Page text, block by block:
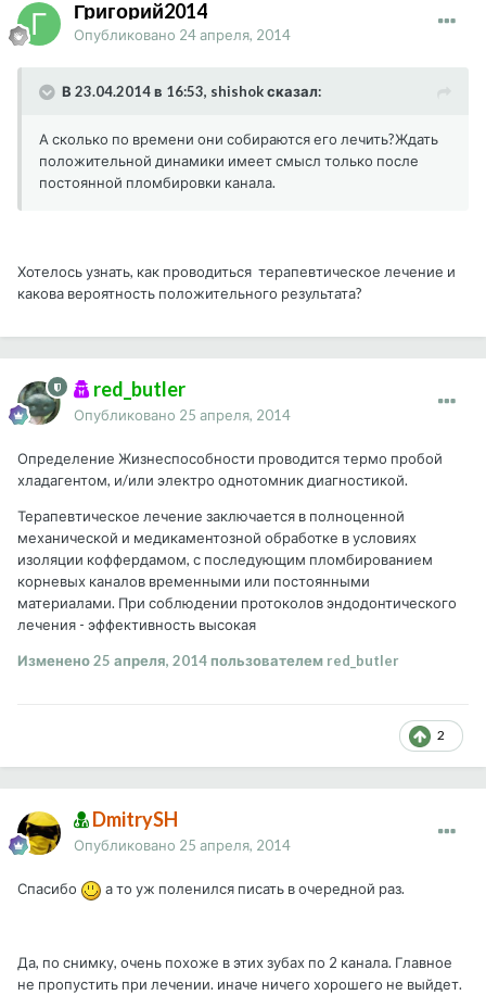
Григорий2014
Опубликовано 24 апреля, 2014
В 23.04.2014 в 16:53, shishok сказал:
А сколько по времени они собираются его лечить?Ждать
положительной динамики имеет смысл только после
постоянной пломбировки канала.
Хотелось узнать, как проводиться терапевтическое лечение и
какова вероятность положительного результата?
red_butler
Опубликовано 25 апреля, 2014
Определение Жизнеспособности проводится термо пробой
хладагентом, и/или электро однотомник диагностикой.
Терапевтическое лечение заключается в полноценной
механической и медикаментозной обработке в условиях
изоляции коффердамом, с последующим пломбированием
корневых каналов временными или постоянными
материалами. При соблюдении протоколов эндодонтического
лечения - эффективность высокая
Изменено25 апреля, 2014пользователем red_butler
2
DmitrySH
Опубликовано 25 апреля, 2014
Спасибо а то уж поленился писать в очередной раз.
Да, по снимку, очень похоже в этих зубах по 2 канала. Главное
не пропустить при лечении. иначе ничего хорошего не выйдет.